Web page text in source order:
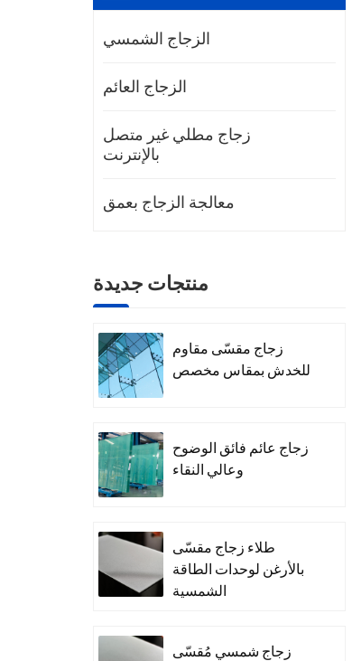
الزجاج الشمسي
الزجاج العائم
زجاج مطلي غير متصل
بالإنترنت
معالجة الزجاج بعمق
منتجات جديدة
زجاج مقسّى مقاوم
للخدش بمقاس مخصص
زجاج عائم فائق الوضوح
وعالي النقاء
طلاء زجاج مقسّى
بالأرغن لوحدات الطاقة
الشمسية
زجاج شمسي مُقسّى